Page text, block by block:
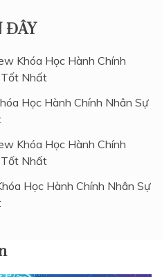
ĐÂY
Khóa Học Hành Chính
Tốt Nhất
Học Hành Chính Nhân Sự
Khóa Học Hành Chính
Tốt Nhất
Học Hành Chính Nhân Sự